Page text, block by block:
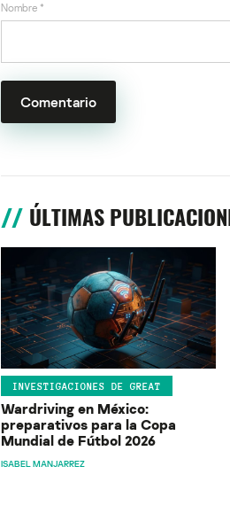
Nombre *
ÚLTIMAS
INVESTIGACIONES DE GREAT
Wardriving en México:
preparativos para la Copa
Mundial de Fútbol 2026
ISABEL MANJARREZ